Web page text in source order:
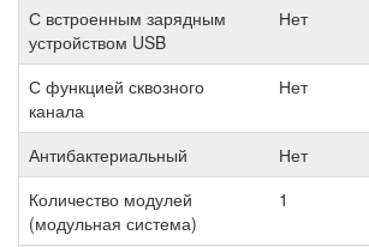
С встроенным зарядным
устройством USB
Нет
С функцией сквозного
канала
Нет
Антибактериальный
Нет
Количество модулей
(модульная система)
1